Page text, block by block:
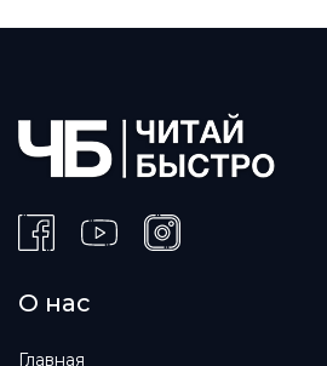
О нас
Главная